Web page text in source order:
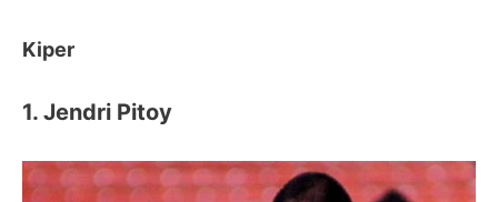
Kiper
1. Jendri Pitoy